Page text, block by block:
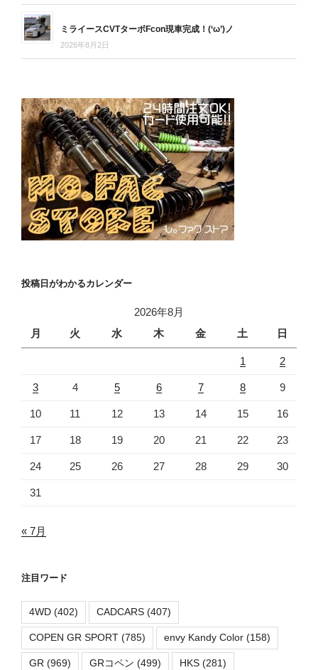
ミライースCVTターボFcon現車完成！(‘ω’)ノ
2026年8月2日
投稿日がわかるカレンダー
2026年8月
月
火 水 木 金 土 日
1 2
3 4 5 6 7 8 9
10 11 12 13 14 15 16
17 18 19 20 21 22 23
24 25 26 27 28 29 30
31
« 7月
注目ワード
4WD (402) CADCARS (407)
COPEN GR SPORT (785) envy Kandy Color (158)
GR (969) GRコペン (499) HKS (281)